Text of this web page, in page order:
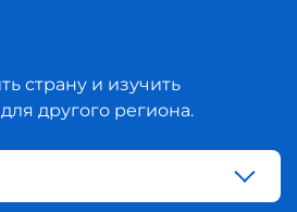
страну и изучить
другого региона.